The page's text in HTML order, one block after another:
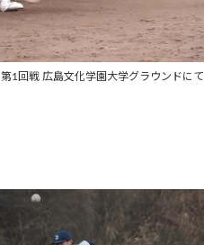
第1回戦 広島文化学園大学グラウンドにて